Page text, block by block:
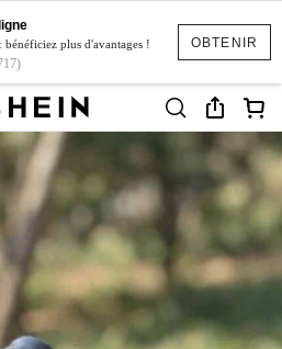
OBTENIR
plus d'avantages !